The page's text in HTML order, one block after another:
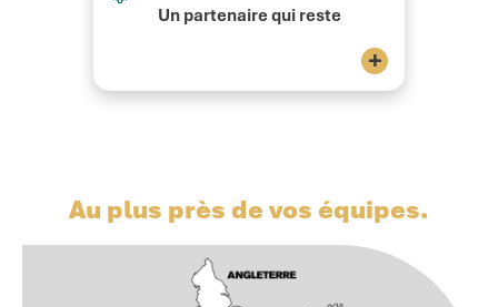
Un partenaire qui reste
+
Au plus près de vos équipes.